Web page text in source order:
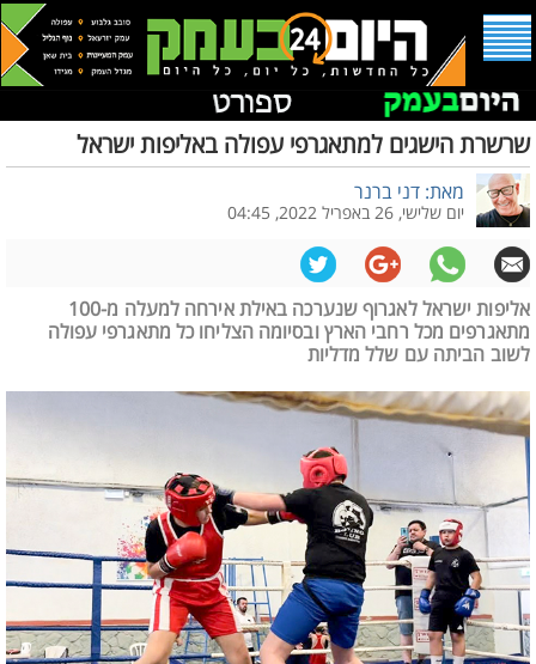
שרשרת הישגים למתאגרפי עפולה באליפות ישראל
מאת: דני ברנר
יום שלישי, 26 באפריל 2022, 04:45
אליפות ישראל לאגרוף שנערכה באילת אירחה למעלה מ-100
מתאגרפים מכל רחבי הארץ ובסיומה הצליחו כל מתאגרפי עפולה
לשוב הביתה עם שלל מדליות